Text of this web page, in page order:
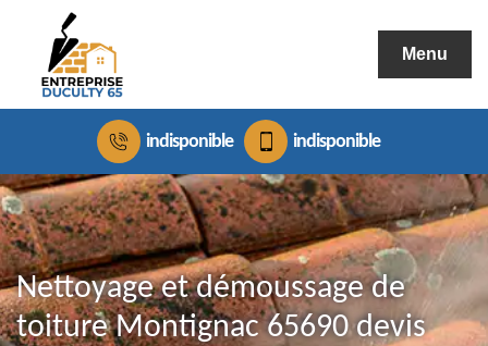
Menu
indisponible indisponible
Nettoyage et démoussage de
toiture Montignac 65690 devis